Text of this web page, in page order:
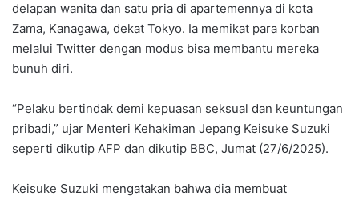
delapan wanita dan satu pria di apartemennya di kota
Zama, Kanagawa, dekat Tokyo. Ia memikat para korban
melalui Twitter dengan modus bisa membantu mereka
bunuh diri.
“Pelaku bertindak demi kepuasan seksual dan keuntungan
pribadi,” ujar Menteri Kehakiman Jepang Keisuke Suzuki
seperti dikutip AFP dan dikutip BBC, Jumat (27/6/2025).
Keisuke Suzuki mengatakan bahwa dia membuat